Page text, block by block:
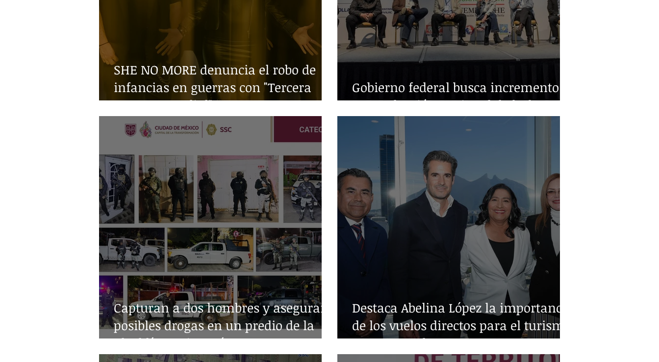
SHE NO MORE denuncia el robo de
infancias en guerras con "Tercera
Guerra Mundial"
Gobierno federal busca incremento
en producción nacional de leche
Capturan a dos hombres y aseguran
posibles drogas en un predio de la
alcaldía Benito Juárez
Destaca Abelina López la importancia
de los vuelos directos para el turismo
entre Acapulco y Monterrey